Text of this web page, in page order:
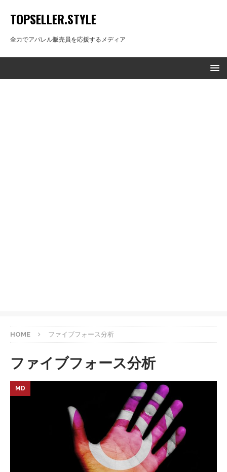
TOPSELLER.STYLE
全力でアパレル販売員を応援するメディア
HOME ファイブフォース分析
ファイブフォース分析
MD